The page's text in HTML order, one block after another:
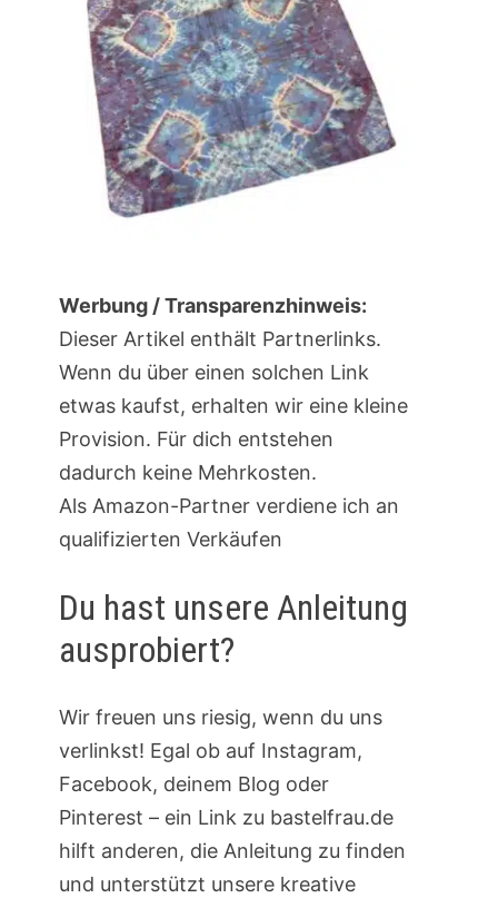
Werbung / Transparenzhinweis:
Dieser Artikel enthält Partnerlinks.
Wenn du über einen solchen Link
etwas kaufst, erhalten wir eine kleine
Provision. Für dich entstehen
dadurch keine Mehrkosten.
Als Amazon-Partner verdiene ich an
qualifizierten Verkäufen
Du hast unsere Anleitung
ausprobiert?
Wir freuen uns riesig, wenn du uns
verlinkst! Egal ob auf Instagram,
Facebook, deinem Blog oder
Pinterest – ein Link zu bastelfrau.de
hilft anderen, die Anleitung zu finden
und unterstützt unsere kreative